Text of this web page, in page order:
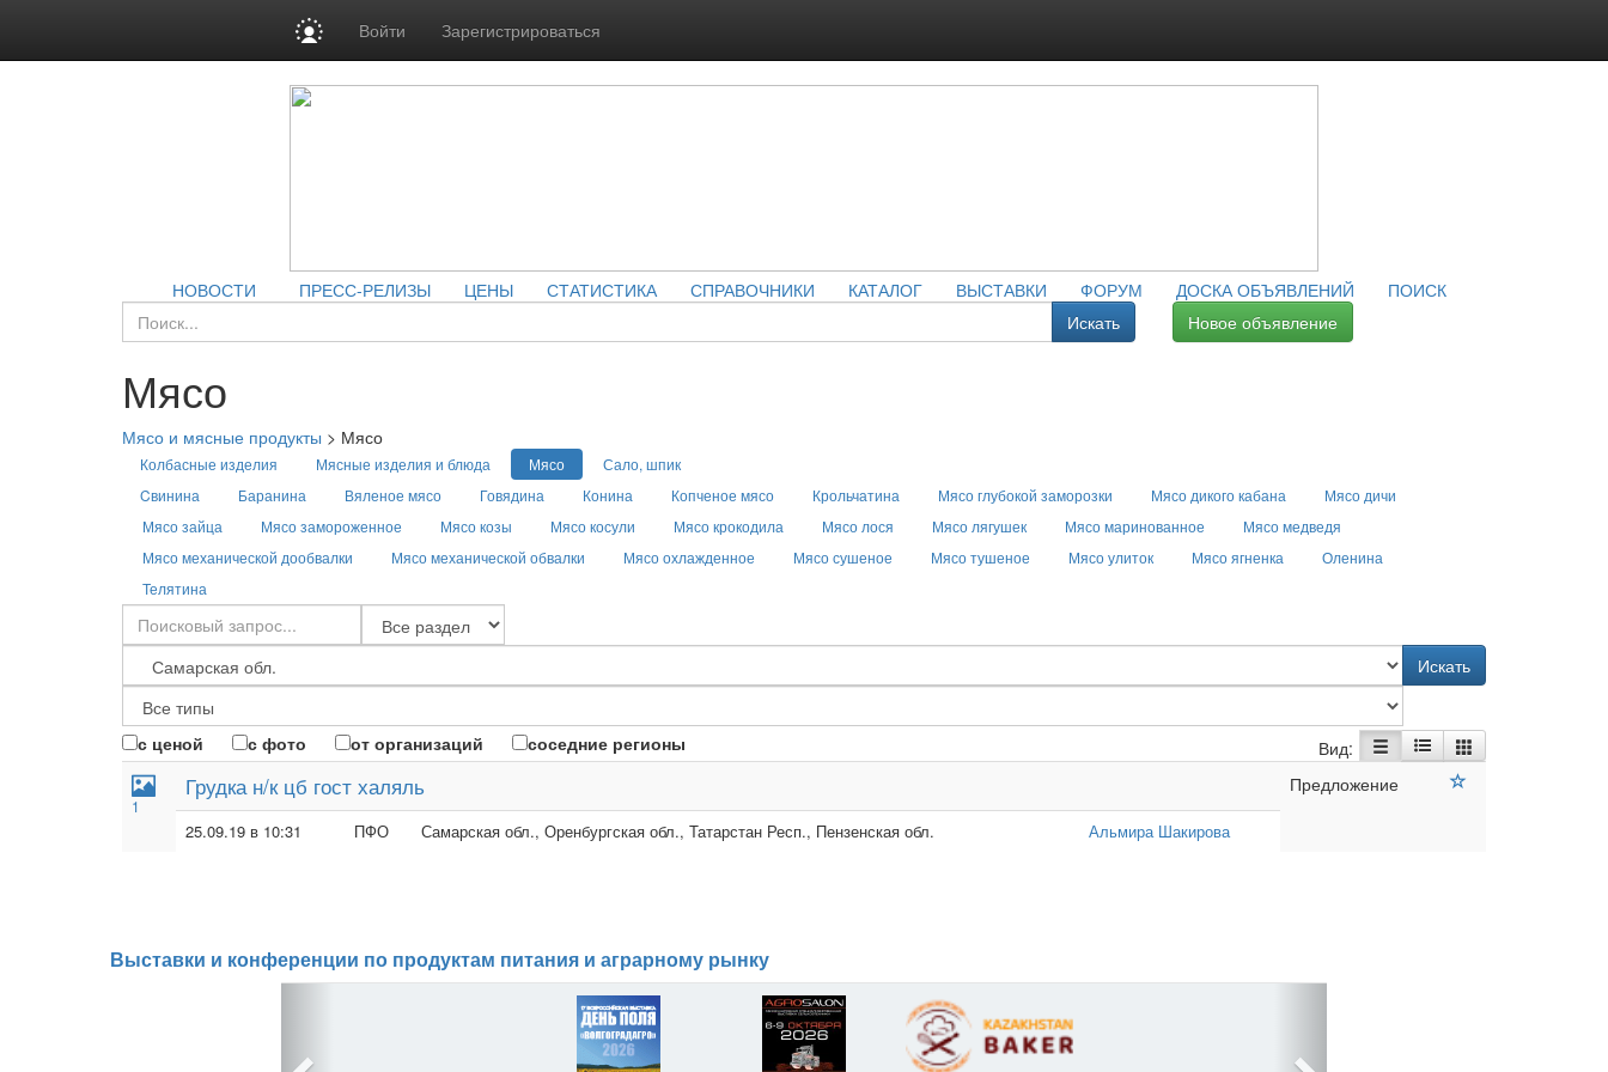
Войти Зарегистрироваться
НОВОСТИ ПРЕСС-РЕЛИЗЫ ЦЕНЫ СТАТИСТИКА СПРАВОЧНИКИ КАТАЛОГ ВЫСТАВКИ ФОРУМ ДОСКА ОБЪЯВЛЕНИЙ
ПОИСК
Искать
Новое объявление
Мясо
Мясо и мясные продукты > Мясо
Колбасные изделия Мясные изделия и блюда Мясо
Сало, шпик
Cвинина
Баранина Вяленое мясо Говядина Конина Копченое мясо Крольчатина Мясо глубокой заморозки Мясо дикого кабана
Мясо дичи
Мясо зайца
Мясо замороженное Мясо козы Мясо косули Мясо крокодила Мясо лося Мясо лягушек Мясо маринованное
Мясо медведя
Мясо механической дообвалки
Мясо механической обвалки Мясо охлажденное Мясо сушеное Мясо тушеное Мясо улиток Мясо ягненка
Оленина
Телятина
Искать
с ценой с фото от организаций соседние регионы Вид:
1
Грудка н/к цб гост халяль Предложение
25.09.19 в 10:31 ПФО Самарская обл., Оренбургская обл., Татарстан Респ., Пензенская обл. Альмира Шакирова
Выставки и конференции по продуктам питания и аграрному рынку